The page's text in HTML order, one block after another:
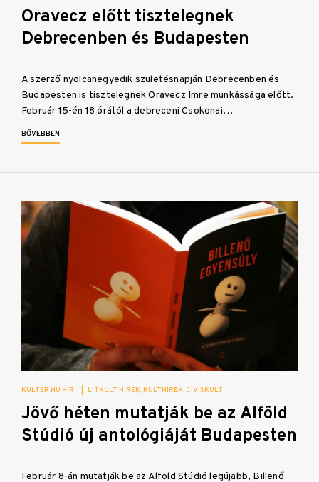
Oravecz előtt tisztelegnek
Debrecenben és Budapesten
A szerző nyolcanegyedik születésnapján Debrecenben és
Budapesten is tisztelegnek Oravecz Imre munkássága előtt.
Február 15-én 18 órától a debreceni Csokonai…
BŐVEBBEN
KULTER.HU HÍR LITKULT HÍREK KULTHÍREK CÍVISKULT
Jövő héten mutatják be az Alföld
Stúdió új antológiáját Budapesten
Február 8-án mutatják be az Alföld Stúdió legújabb, Billenő